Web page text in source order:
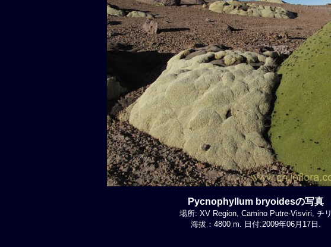
Pycnophyllum bryoidesの写真
場所: XV Region, Camino Putre-Visviri, チリ
海拔：4800 m. 日付:2009年06月17日.